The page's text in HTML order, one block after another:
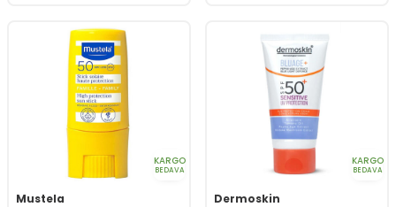
KARGO
BEDAVA
Mustela
KARGO
BEDAVA
Dermoskin